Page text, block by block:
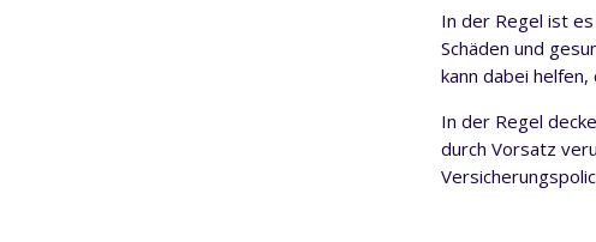
In der Regel ist
Schäden und
kann dabei
In der Regel
durch Vorsatz